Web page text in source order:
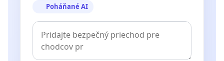
Poháňané AI